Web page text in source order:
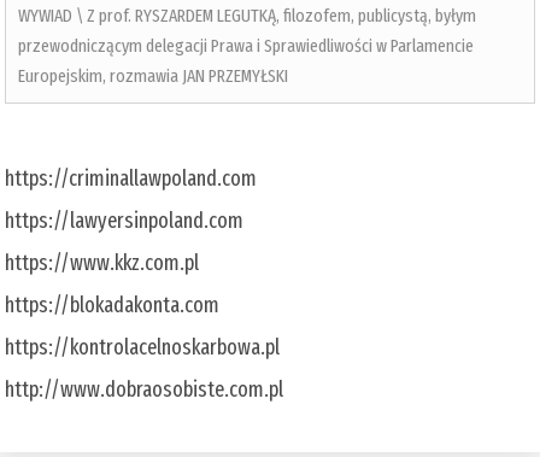
WYWIAD \ Z prof. RYSZARDEM LEGUTKĄ, filozofem, publicystą, byłym
przewodniczącym delegacji Prawa i Sprawiedliwości w Parlamencie
Europejskim, rozmawia JAN PRZEMYŁSKI
https://criminallawpoland.com
https://lawyersinpoland.com
https://www.kkz.com.pl
https://blokadakonta.com
https://kontrolacelnoskarbowa.pl
http://www.dobraosobiste.com.pl